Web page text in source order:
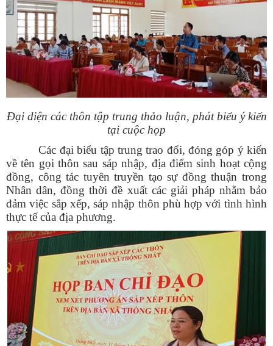
Đại diện các thôn tập trung thảo luận, phát biểu ý kiến
tại cuộc họp
Các đại biểu tập trung trao đổi, đóng góp ý kiến
về tên gọi thôn sau sáp nhập, địa điểm sinh hoạt cộng
đồng, công tác tuyên truyền tạo sự đồng thuận trong
Nhân dân, đồng thời đề xuất các giải pháp nhằm bảo
đảm việc sắp xếp, sáp nhập thôn phù hợp với tình hình
thực tế của địa phương.